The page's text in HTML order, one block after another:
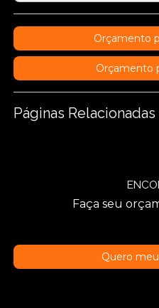
Orçamento
Orçamento
Páginas Relacionadas
Faça seu
Quero